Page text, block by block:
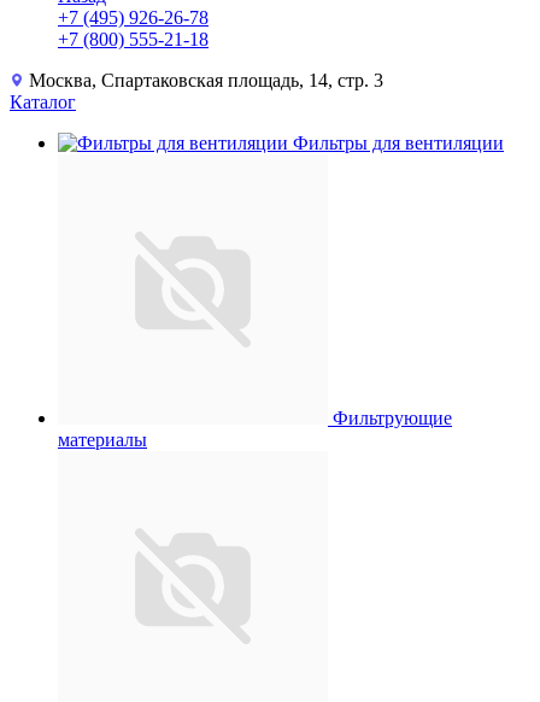
+7 (495) 926-26-78
+7 (800) 555-21-18
Москва, Спартаковская площадь, 14, стр. 3
Каталог
Фильтры для вентиляции
Фильтрующие
материалы